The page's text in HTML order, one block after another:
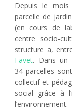
Depuis le
parcelle de
(en cours de
centre socio-
structure a,
Favet. Dans un
34 parcelles
collectif et
social grâce à
l’environnement.